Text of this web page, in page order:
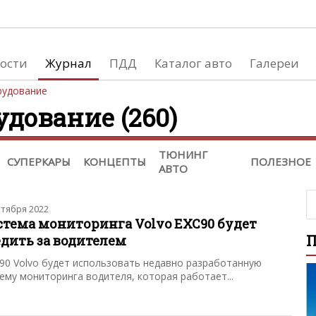
Журнал ПДД Каталог авто Галереи
(260)
СУПЕРКАРЫ КОНЦЕПТЫ
ТЮНИНГ
АВТО
ПОЛЕЗНОЕ
Тюнинг автомобилей
Тюнинг мотоциклов
Вехи истории
Водителю на заметку
Времена года
Ремонт / диагностика автомобиля
Проблемы на дороге (ДТП) /
Гаджеты. Оборудование
Советы при покупке / продаже
2022
мониторинга Volvo EXC90 будет
за водителем
Volvo будет использовать недавно разработанную
мониторинга водителя, которая работает...